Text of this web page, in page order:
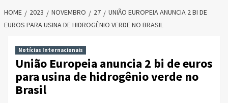
HOME 2023 NOVEMBRO 27
UNIÃO EUROPEIA ANUNCIA 2 BI DE
EUROS PARA USINA DE HIDROGÊNIO VERDE NO BRASIL
Notícias Internacionais
União Europeia anuncia 2 bi de euros
para usina de hidrogênio verde no
Brasil